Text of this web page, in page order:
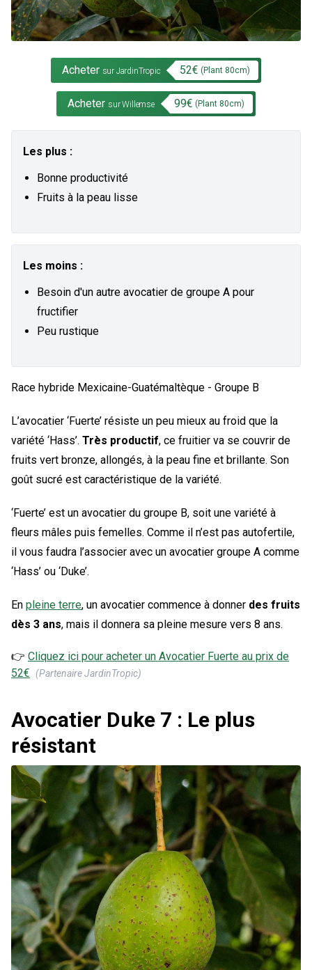
Acheter sur JardinTropic 52€ (Plant 80cm)
Acheter sur Willemse 99€ (Plant 80cm)
Les plus :
Bonne productivité
Fruits à la peau lisse
Les moins :
Besoin d'un autre avocatier de groupe A pour
fructifier
Peu rustique
Race hybride Mexicaine-Guatémaltèque - Groupe B
L’avocatier ‘Fuerte’ résiste un peu mieux au froid que la
variété ‘Hass’. Très productif, ce fruitier va se couvrir de
fruits vert bronze, allongés, à la peau fine et brillante. Son
goût sucré est caractéristique de la variété.
‘Fuerte’ est un avocatier du groupe B, soit une variété à
fleurs mâles puis femelles. Comme il n’est pas autofertile,
il vous faudra l’associer avec un avocatier groupe A comme
‘Hass’ ou ‘Duke’.
En pleine terre, un avocatier commence à donner des fruits
dès 3 ans, mais il donnera sa pleine mesure vers 8 ans.
👉 Cliquez ici pour acheter un Avocatier Fuerte au prix de
52€ (Partenaire JardinTropic)
Avocatier Duke 7 : Le plus
résistant